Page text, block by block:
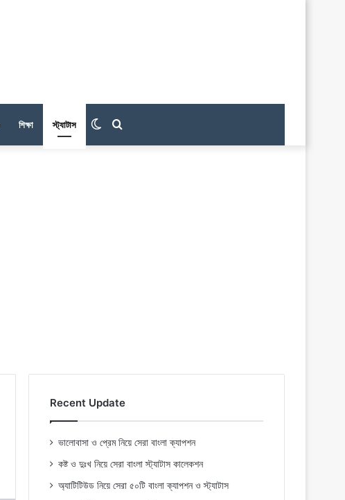
শিক্ষা স্ট্যাটাস Switch
Recent Update
ভালোবাসা ও প্রেম নিয়ে সেরা বাংলা ক্যাপশন
কষ্ট ও দুঃখ নিয়ে সেরা বাংলা স্ট্যাটাস কালেকশন
অ্যাটিটিউড নিয়ে সেরা ৫০টি বাংলা ক্যাপশন ও স্ট্যাটাস